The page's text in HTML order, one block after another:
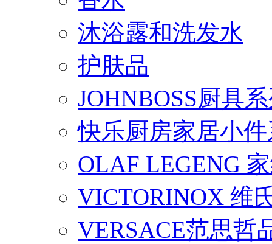
沐浴露和洗发水
护肤品
JOHNBOSS厨具
快乐厨房家居小
OLAF LEGENG
VICTORINOX 维
VERSACE范思哲